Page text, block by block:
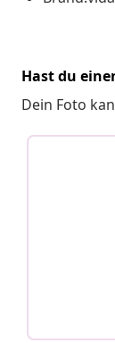
Hast du
Dein Foto